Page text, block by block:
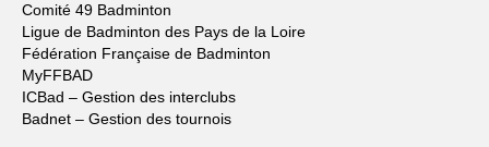
Comité 49 Badminton
Ligue de Badminton des Pays de la Loire
Fédération Française de Badminton
MyFFBAD
ICBad – Gestion des interclubs
Badnet – Gestion des tournois